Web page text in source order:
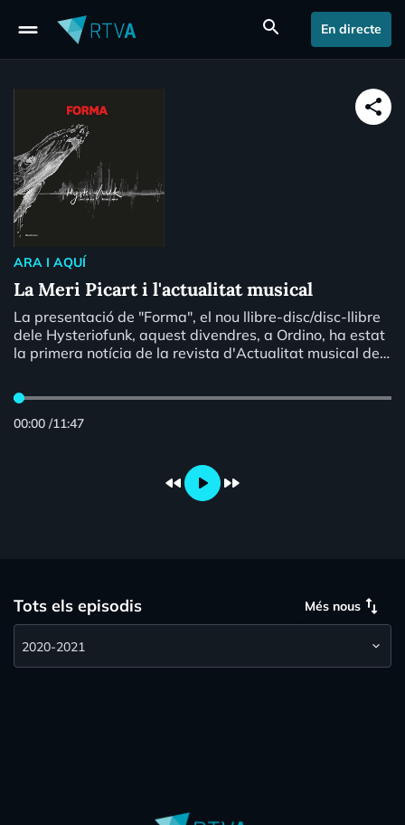
drag_handle search En directe
share
ARA I AQUÍ
La Meri Picart i l'actualitat musical
La presentació de "Forma", el nou llibre-disc/disc-llibre
dele Hysteriofunk, aquest divendres, a Ordino, ha estat
la primera notícia de la revista d'Actualitat musical de
00:00 /11:47
fast_rewind play_arrow fast_forward
Tots els episodis Més nous swap_vert